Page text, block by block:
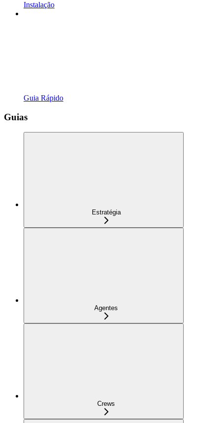
Instalação
Guia Rápido
Guias
Estratégia
Agentes
Crews